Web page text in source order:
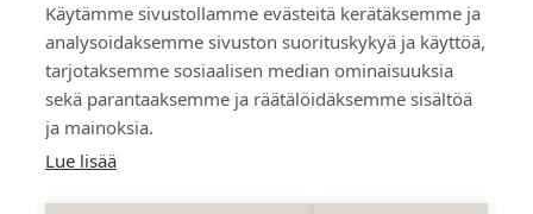
Käytämme sivustollamme evästeitä kerätäksemme ja
analysoidaksemme sivuston suorituskykyä ja käyttöä,
tarjotaksemme sosiaalisen median ominaisuuksia
sekä parantaaksemme ja räätälöidäksemme sisältöä
ja mainoksia.
Lue lisää